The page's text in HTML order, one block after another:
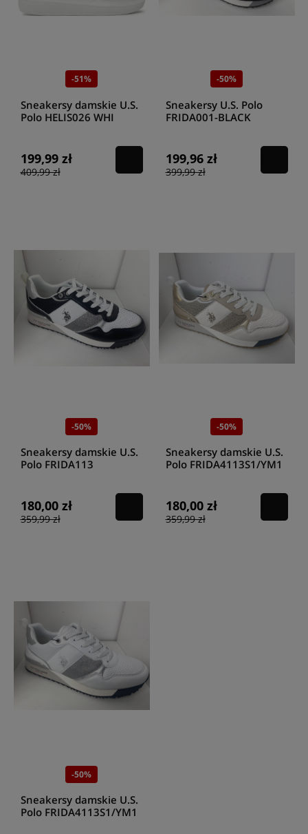
-51%
Sneakersy damskie U.S.
Polo HELIS026 WHI
199,99 zł
409,99 zł
-50%
Sneakersy U.S. Polo
FRIDA001-BLACK
199,96 zł
399,99 zł
-50%
Sneakersy damskie U.S.
Polo FRIDA113
180,00 zł
359,99 zł
-50%
Sneakersy damskie U.S.
Polo FRIDA4113S1/YM1
180,00 zł
359,99 zł
-50%
Sneakersy damskie U.S.
Polo FRIDA4113S1/YM1